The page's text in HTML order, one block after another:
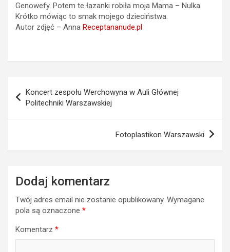
Genowefy. Potem te łazanki robiła moja Mama – Nulka.
Krótko mówiąc to smak mojego dzieciństwa.
Autor zdjęć – Anna Receptananude.pl
wpisu
Koncert zespołu Werchowyna w Auli Głównej
Politechniki Warszawskiej
Fotoplastikon Warszawski
Dodaj komentarz
Twój adres email nie zostanie opublikowany. Wymagane
pola są oznaczone *
Komentarz *